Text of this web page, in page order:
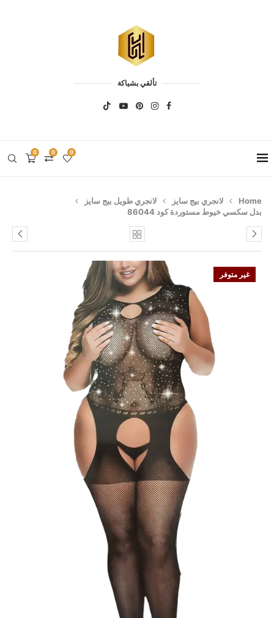
تألقي بشياكة
0 0 0
Home لانجري بيج سايز
لانجري طويل بيج سايز
بدل سكسي خيوط مستوردة كود 86044
غير متوفر